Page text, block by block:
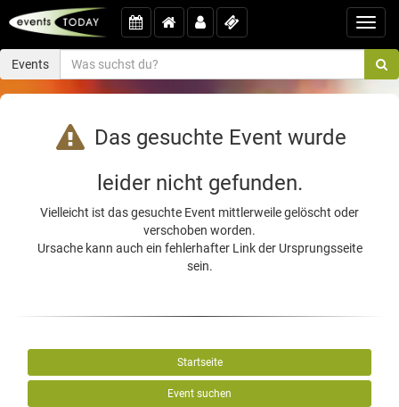
Events
Das gesuchte Event wurde
leider nicht gefunden.
Vielleicht ist das gesuchte Event mittlerweile gelöscht oder
verschoben worden.
Ursache kann auch ein fehlerhafter Link der Ursprungsseite
sein.
Startseite
Event suchen